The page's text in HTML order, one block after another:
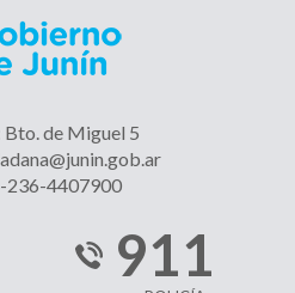
de Miguel 5
236-4407900
911